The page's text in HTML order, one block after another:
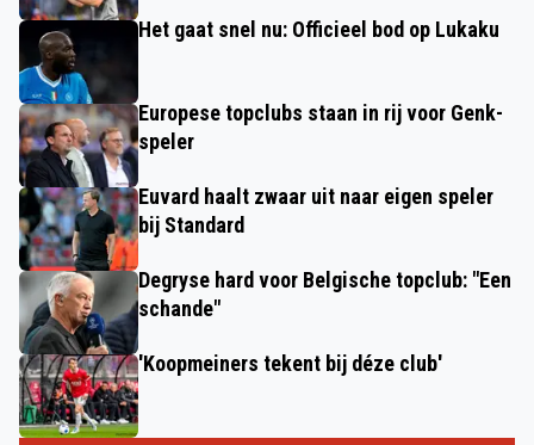
Het gaat snel nu: Officieel bod op Lukaku
Europese topclubs staan in rij voor Genk-
speler
Euvard haalt zwaar uit naar eigen speler
bij Standard
Degryse hard voor Belgische topclub: "Een
schande"
'Koopmeiners tekent bij déze club'